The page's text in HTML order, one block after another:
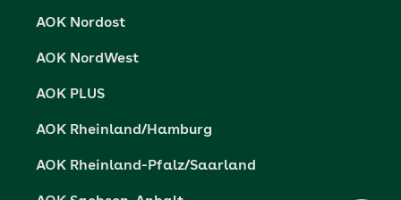
AOK Nordost
AOK NordWest
AOK PLUS
AOK Rheinland/Hamburg
AOK Rheinland-Pfalz/Saarland